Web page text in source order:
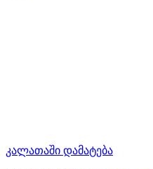
კალათაში დამატება